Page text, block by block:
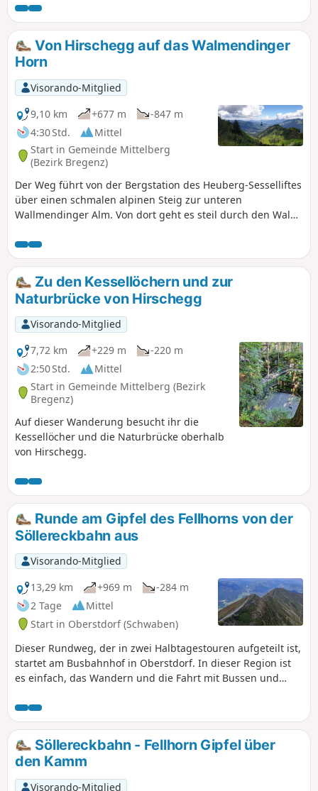
Nach der Hälfte der Strecke wird der
Schwarzwasserbach verlassen und die
Wanderung geht zunächst auf dem
Panoramaweg und dann über einen schönen
Steig weiter bis nach Baad. Sehr gut geeignet für
Regentage und auch für weniger geübte
Wanderer.
Von Hirschegg auf das Walmendinger
Horn
Visorando-Mitglied
9,10 km
+677 m
-847 m
4:30 Std.
Mittel
Start in Gemeinde Mittelberg
(Bezirk Bregenz)
Der Weg führt von der Bergstation des Heuberg-Sesselliftes
über einen schmalen alpinen Steig zur unteren
Wallmendinger Alm. Von dort geht es steil durch den Wald
aufwärts bis zum Gipfel des Wallmendinger Horns. Von hier
geht die Wanderung über die Stutzalpe hinab in die
Ortsmitte von Mittelberg. Wer sich den Abstieg sparen
möchte, fährt mit der Wallmendingerhornbahn direkt nach
Mittelberg.
Zu den Kessellöchern und zur
Naturbrücke von Hirschegg
Visorando-Mitglied
7,72 km
+229 m
-220 m
2:50 Std.
Mittel
Start in Gemeinde Mittelberg (Bezirk
Bregenz)
Auf dieser Wanderung besucht ihr die
Kessellöcher und die Naturbrücke oberhalb
von Hirschegg.
Runde am Gipfel des Fellhorns von der
Söllereckbahn aus
Visorando-Mitglied
13,29 km
+969 m
-284 m
2 Tage
Mittel
Start in Oberstdorf (Schwaben)
Dieser Rundweg, der in zwei Halbtagestouren aufgeteilt ist,
startet am Busbahnhof in Oberstdorf. In dieser Region ist
es einfach, das Wandern und die Fahrt mit Bussen und
zu verbinden.
Söllereckbahn - Fellhorn Gipfel über
den Kamm
Visorando-Mitglied